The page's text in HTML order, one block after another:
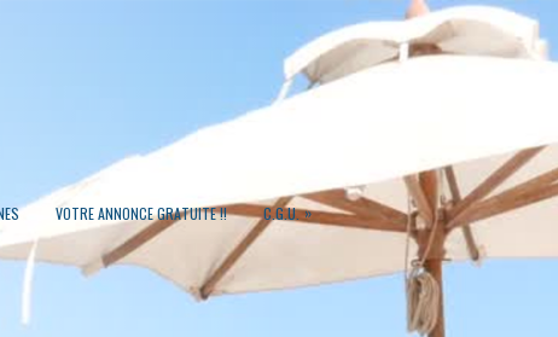
VOTRE ANNONCE GRATUITE !! C.G.U. »